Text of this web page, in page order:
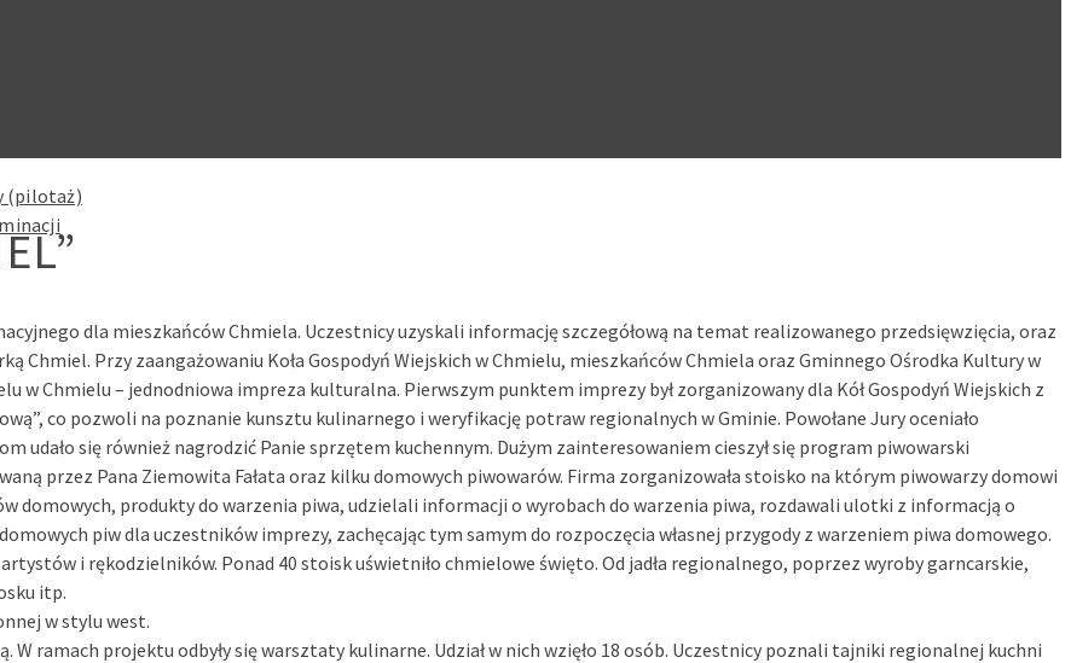
(pilotaż)
dla mieszkańców Chmiela. Uczestnicy uzyskali informację szczegółową na temat realizowanego przedsięwzięcia, oraz
Chmiel. Przy zaangażowaniu Koła Gospodyń Wiejskich w Chmielu, mieszkańców Chmiela oraz Gminnego Ośrodka Kultury w
w Chmielu – jednodniowa impreza kulturalna. Pierwszym punktem imprezy był zorganizowany dla Kół Gospodyń Wiejskich z
co pozwoli na poznanie kunsztu kulinarnego i weryfikację potraw regionalnych w Gminie. Powołane Jury oceniało
udało się również nagrodzić Panie sprzętem kuchennym. Dużym zainteresowaniem cieszył się program piwowarski
przez Pana Ziemowita Fałata oraz kilku domowych piwowarów. Firma zorganizowała stoisko na którym piwowarzy domowi
domowych, produkty do warzenia piwa, udzielali informacji o wyrobach do warzenia piwa, rozdawali ulotki z informacją o
piw dla uczestników imprezy, zachęcając tym samym do rozpoczęcia własnej przygody z warzeniem piwa domowego.
i rękodzielników. Ponad 40 stoisk uświetniło chmielowe święto. Od jadła regionalnego, poprzez wyroby garncarskie,
itp.
w stylu west.
W ramach projektu odbyły się warsztaty kulinarne. Udział w nich wzięło 18 osób. Uczestnicy poznali tajniki regionalnej kuchni